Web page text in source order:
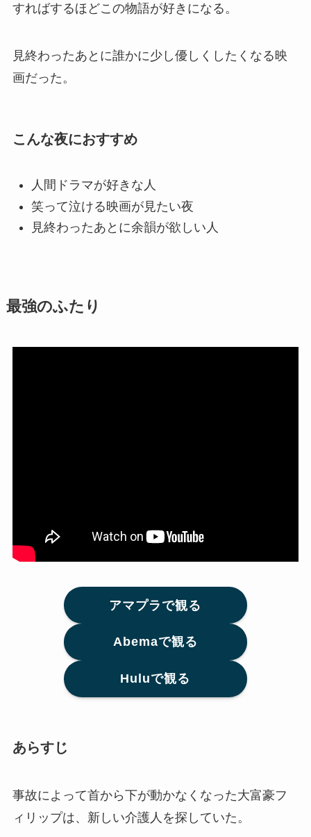
すればするほどこの物語が好きになる。
見終わったあとに誰かに少し優しくしたくなる映
画だった。
こんな夜におすすめ
人間ドラマが好きな人
笑って泣ける映画が見たい夜
見終わったあとに余韻が欲しい人
最強のふたり
アマプラで観る
Abemaで観る
Huluで観る
あらすじ
事故によって首から下が動かなくなった大富豪フ
ィリップは、新しい介護人を探していた。